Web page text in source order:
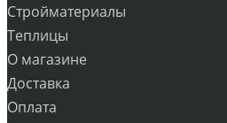
Стройматериалы
Теплицы
О магазине
Доставка
Оплата